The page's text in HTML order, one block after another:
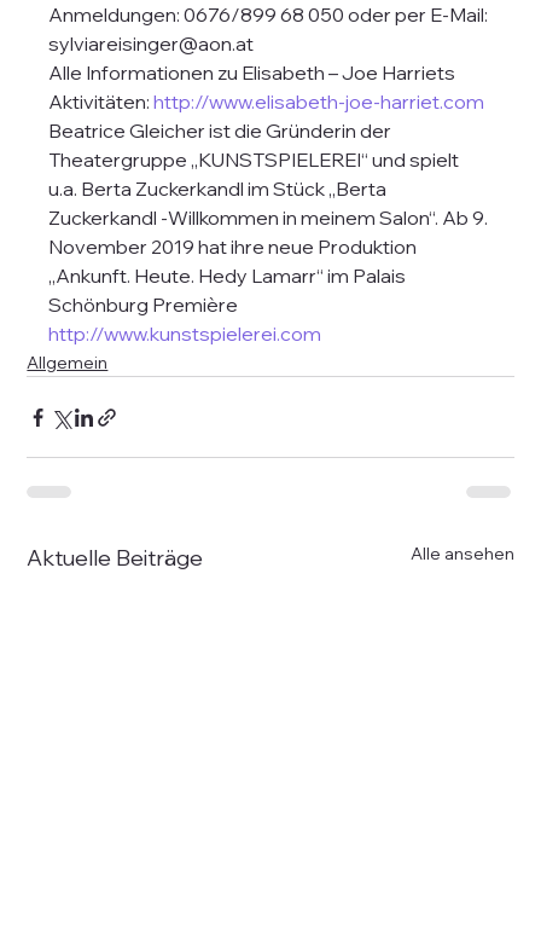
Anmeldungen: 0676/899 68 050 oder per E-Mail:
sylviareisinger@aon.at
Alle Informationen zu Elisabeth – Joe Harriets
Aktivitäten: http://www.elisabeth-joe-harriet.com
Beatrice Gleicher ist die Gründerin der
Theatergruppe „KUNSTSPIELEREI“ und spielt
u.a. Berta Zuckerkandl im Stück „Berta
Zuckerkandl -Willkommen in meinem Salon“. Ab 9.
November 2019 hat ihre neue Produktion
„Ankunft. Heute. Hedy Lamarr“ im Palais
Schönburg Première
http://www.kunstspielerei.com
Allgemein
Aktuelle Beiträge Alle ansehen